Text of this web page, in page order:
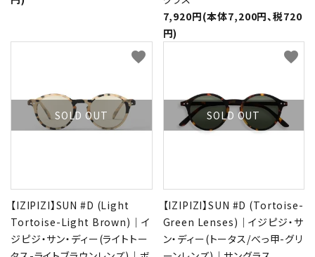
7,920円(本体7,200円、税720
円)
SOLD OUT
【IZIPIZI】SUN #D (Light
Tortoise-Light Brown)｜イ
ジピジ・サン・ディー(ライトトー
favorite
SOLD OUT
【IZIPIZI】SUN #D (Tortoise-
Green Lenses)｜イジピジ・サ
ン・ディー(トータス/べっ甲-グリ
favorite